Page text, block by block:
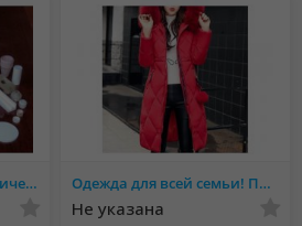
Комплектующие керамические к электроприборам - производство Одежда для всей семьи! Присоединяйтесь
Не указана